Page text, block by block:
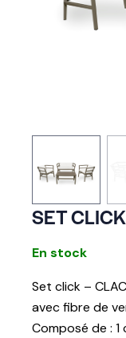
SET
En stock
Set click –
avec fibre de
Composé de :